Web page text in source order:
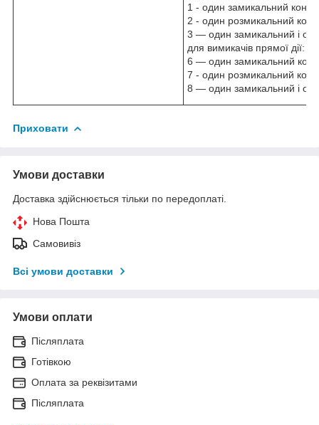
1 - один замикальний
2 - один розмикальний
3 — один замикальний і
для вимикачів прямої дії:
6 — один замикальний
7 - один розмикальний
8 — один замикальний і
Приховати
Умови доставки
Доставка здійснюється тільки по передоплаті.
Нова Пошта
Самовивіз
Всі умови доставки
Умови оплати
Післяплата
Готівкою
Оплата за реквізитами
Післяплата